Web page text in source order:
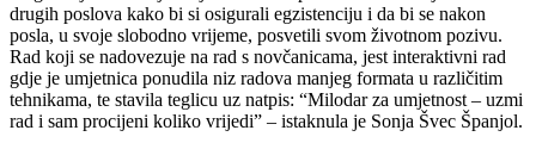
drugih poslova kako bi si osigurali egzistenciju i da bi se nakon
posla, u svoje slobodno vrijeme, posvetili svom životnom pozivu.
Rad koji se nadovezuje na rad s novčanicama, jest interaktivni rad
gdje je umjetnica ponudila niz radova manjeg formata u različitim
tehnikama, te stavila teglicu uz natpis: “Milodar za umjetnost – uzmi
rad i sam procijeni koliko vrijedi” – istaknula je Sonja Švec Španjol.